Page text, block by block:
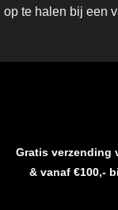
op te halen bij een
Gratis verzending
& vanaf €100,-